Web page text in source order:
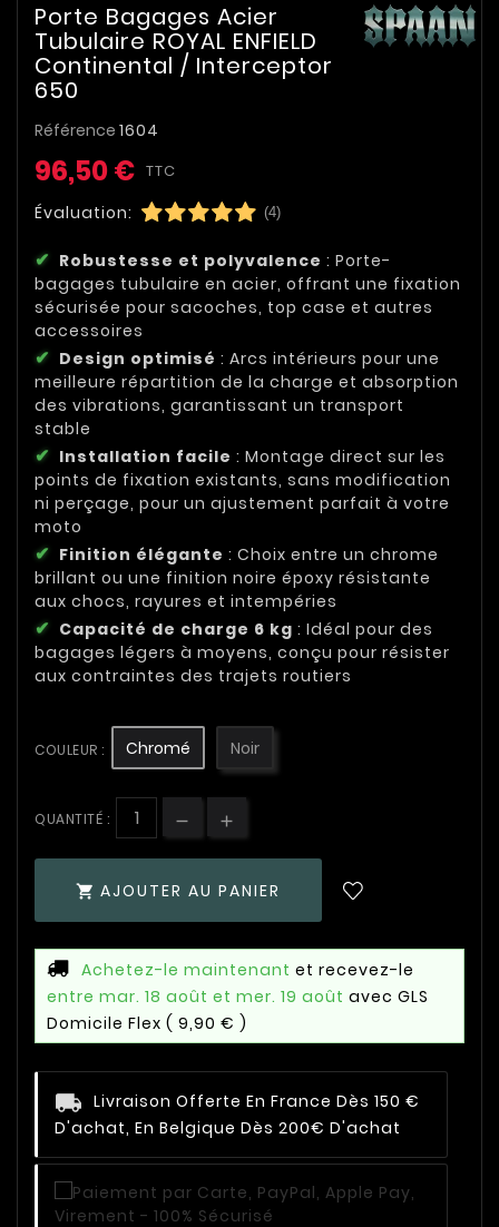
Porte Bagages Acier
Tubulaire ROYAL ENFIELD
Continental / Interceptor
650
Référence 1604
96,50 € TTC
Évaluation: (4)
Robustesse et polyvalence : Porte-
bagages tubulaire en acier, offrant une fixation
sécurisée pour sacoches, top case et autres
accessoires
Design optimisé : Arcs intérieurs pour une
meilleure répartition de la charge et absorption
des vibrations, garantissant un transport
stable
Installation facile : Montage direct sur les
points de fixation existants, sans modification
ni perçage, pour un ajustement parfait à votre
moto
Finition élégante : Choix entre un chrome
brillant ou une finition noire époxy résistante
aux chocs, rayures et intempéries
Capacité de charge 6 kg : Idéal pour des
bagages légers à moyens, conçu pour résister
aux contraintes des trajets routiers
COULEUR : Chromé Noir
QUANTITÉ :
 AJOUTER AU PANIER
Achetez-le maintenant et recevez-le
entre mar. 18 août et mer. 19 août avec GLS
Domicile Flex ( 9,90 € )
Livraison Offerte En France Dès 150 €
D'achat, En Belgique Dès 200€ D'achat